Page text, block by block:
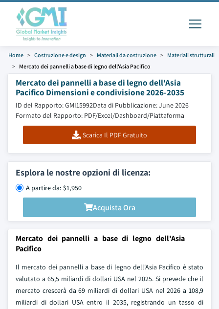
Home Costruzione e design Materiali da costruzione
Materiali strutturali
Mercato dei pannelli a base di legno dell'Asia Pacifico
Mercato dei pannelli a base di legno dell'Asia
Pacifico Dimensioni e condivisione 2026-2035
ID del Rapporto: GMI15992Data di Pubblicazione: June 2026
Formato del Rapporto: PDF/Excel/Dashboard/Piattaforma
Scarica Il PDF Gratuito
Esplora le nostre opzioni di licenza:
A partire da: $1,950
Acquista Ora
Mercato dei pannelli a base di legno dell'Asia
Pacifico
Il mercato dei pannelli a base di legno dell'Asia Pacifico è stato
valutato a 65,5 miliardi di dollari USA nel 2025. Si prevede che il
mercato crescerà da 69 miliardi di dollari USA nel 2026 a 108,9
miliardi di dollari USA entro il 2035, registrando un tasso di